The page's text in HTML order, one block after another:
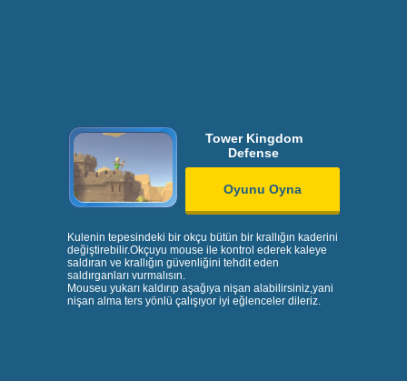
Tower Kingdom
Defense
Oyunu Oyna
Kulenin tepesindeki bir okçu bütün bir krallığın kaderini
değiştirebilir.Okçuyu mouse ile kontrol ederek kaleye
saldıran ve krallığın güvenliğini tehdit eden
saldırganları vurmalısın.
Mouseu yukarı kaldırıp aşağıya nişan alabilirsiniz,yani
nişan alma ters yönlü çalışıyor iyi eğlenceler dileriz.